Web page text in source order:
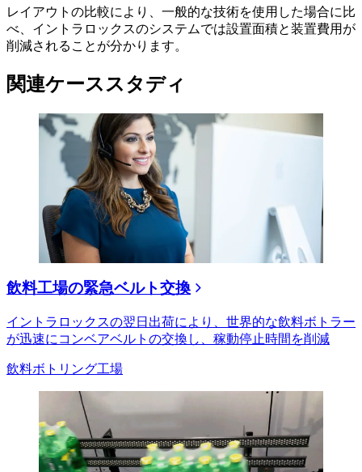
レイアウトの比較により、一般的な技術を使用した場合に比
べ、イントラロックスのシステムでは設置面積と装置費用が
削減されることが分かります。
関連ケーススタディ
飲料工場の緊急ベルト交換
イントラロックスの翌日​​出荷により、世界的な飲料ボトラー
が迅速にコンベアベルトの交換し、稼動停止時間を削減
飲料ボトリング工場